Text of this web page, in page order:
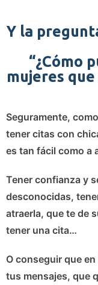
Y la
“¿Cómo
mujeres
Seguramente,
tener citas con
es tan fácil como a
Tener confianza y
desconocidas,
atraerla, que te de
tener una cita…
O conseguir que
tus mensajes, que